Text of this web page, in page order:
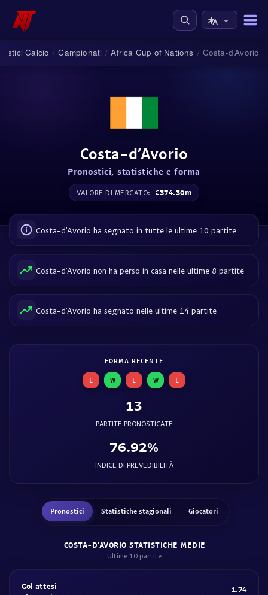
Calcio / Campionati / Africa Cup of Nations / Costa-d’Avorio
Costa-d’Avorio
Pronostici, statistiche e forma
VALORE DI MERCATO: €374.30m
Costa-d’Avorio ha segnato in tutte le ultime 10 partite
Costa-d’Avorio non ha perso in casa nelle ultime 8 partite
Costa-d’Avorio ha segnato nelle ultime 14 partite
FORMA RECENTE
L W L W L
13
PARTITE PRONOSTICATE
76.92%
INDICE DI PREVEDIBILITÀ
Pronostici Statistiche stagionali Giocatori
COSTA-D’AVORIO STATISTICHE MEDIE
Ultime 10 partite
Gol attesi 1.74